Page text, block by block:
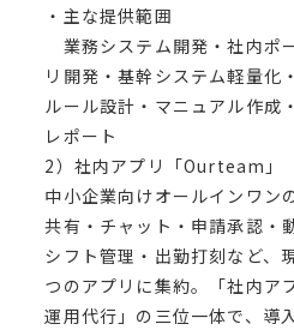
・主な提供範囲
業務システム開発・社内ポ
リ開発・基幹システム軽量化
ルール設計・マニュアル作成
レポート
2）社内アプリ「Ourteam」
中小企業向けオールインワン
共有・チャット・申請承認・
シフト管理・出勤打刻など、
つのアプリに集約。「社内ア
運用代行」の三位一体で、導